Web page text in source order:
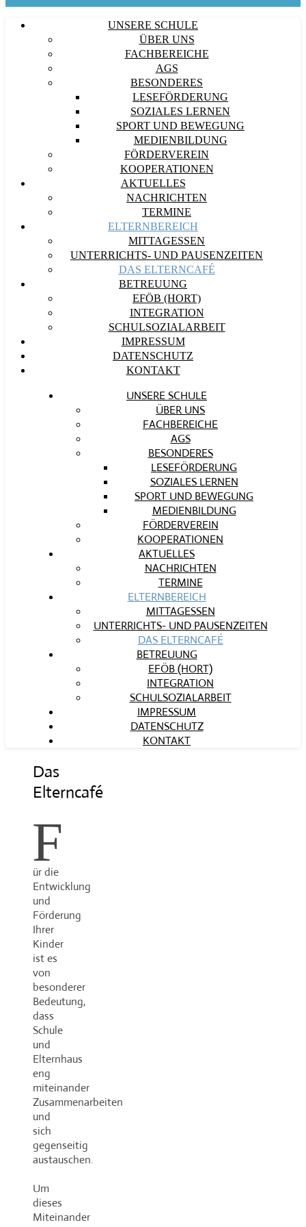
UNSERE SCHULE
ÜBER UNS
FACHBEREICHE
AGS
BESONDERES
LESEFÖRDERUNG
SOZIALES LERNEN
SPORT UND BEWEGUNG
MEDIENBILDUNG
FÖRDERVEREIN
KOOPERATIONEN
AKTUELLES
NACHRICHTEN
TERMINE
ELTERNBEREICH
MITTAGESSEN
UNTERRICHTS- UND PAUSENZEITEN
DAS ELTERNCAFÉ
BETREUUNG
EFÖB (HORT)
INTEGRATION
SCHULSOZIALARBEIT
IMPRESSUM
DATENSCHUTZ
KONTAKT
UNSERE SCHULE
ÜBER UNS
FACHBEREICHE
AGS
BESONDERES
LESEFÖRDERUNG
SOZIALES LERNEN
SPORT UND BEWEGUNG
MEDIENBILDUNG
FÖRDERVEREIN
KOOPERATIONEN
AKTUELLES
NACHRICHTEN
TERMINE
ELTERNBEREICH
MITTAGESSEN
UNTERRICHTS- UND PAUSENZEITEN
DAS ELTERNCAFÉ
BETREUUNG
EFÖB (HORT)
INTEGRATION
SCHULSOZIALARBEIT
IMPRESSUM
DATENSCHUTZ
KONTAKT
Das
Elterncafé
F
ür die
Entwicklung
und
Förderung
Ihrer
Kinder
ist es
von
besonderer
Bedeutung,
dass
Schule
und
Elternhaus
eng
miteinander
Zusammenarbeiten
und
sich
gegenseitig
austauschen.
Um
dieses
Miteinander